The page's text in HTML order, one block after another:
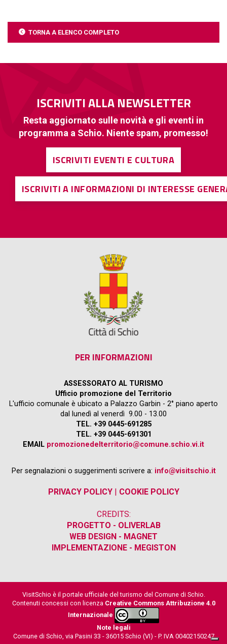
TORNA A ELENCO COMPLETO
ISCRIVITI ALLA NEWSLETTER
Resta aggiornato sulle novità e gli eventi in
programma a Schio. Niente spam, promesso!
ISCRIVITI EVENTI E CULTURA
ISCRIVITI A INFORMAZIONI DI INTERESSE
PER INFORMAZIONI
ASSESSORATO AL TURISMO
Ufficio promozione del Territorio
L'ufficio comunale è ubicato a Palazzo Garbin - 2° piano aperto
dal lunedì al venerdì 9.00 - 13.00
TEL. +39 0445-691285
TEL. +39 0445-691301
EMAIL promozionedelterritorio@comune.schio.vi.it
Per segnalazioni o suggerimenti scrivere a: info@visitschio.it
PRIVACY POLICY| COOKIE POLICY
CREDITS:
PROGETTO - OLIVERLAB
WEB DESIGN - MAGNET
IMPLEMENTAZIONE - MEGISTON
VisitSchio è il portale ufficiale del turismo del Comune di Schio.
Contenuti concessi con licenza Creative Commons Attribuzione 4.0
Internazionale
Note legali
Comune di Schio, via Pasini 33 - 36015 Schio (VI) - P. IVA 00402150247